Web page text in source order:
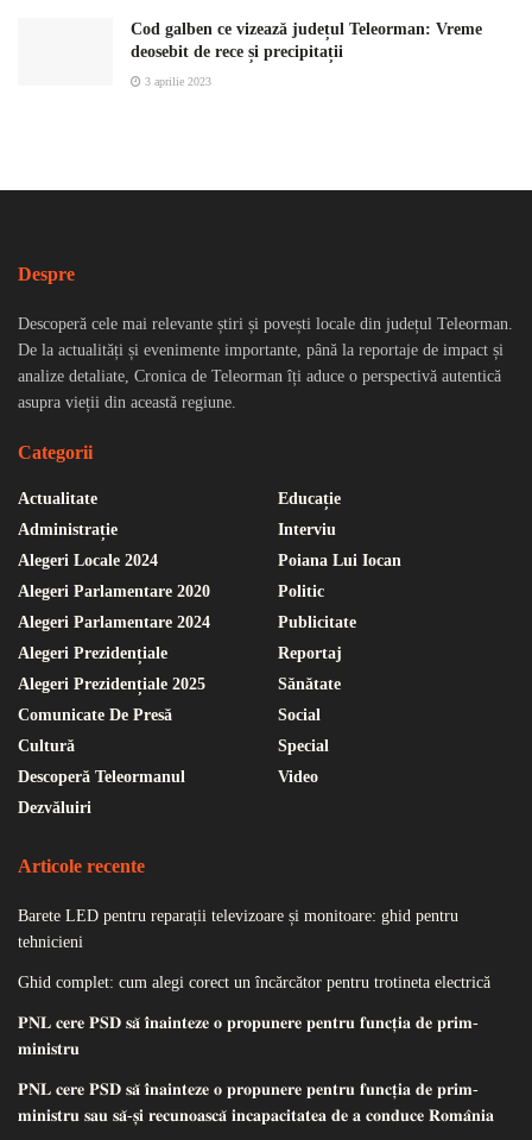
Cod galben ce vizează județul Teleorman: Vreme
deosebit de rece și precipitații
3 aprilie 2023
Despre
Descoperă cele mai relevante știri și povești locale din județul Teleorman.
De la actualități și evenimente importante, până la reportaje de impact și
analize detaliate, Cronica de Teleorman îți aduce o perspectivă autentică
asupra vieții din această regiune.
Categorii
Actualitate
Administrație
Alegeri Locale 2024
Alegeri Parlamentare 2020
Alegeri Parlamentare 2024
Alegeri Prezidențiale
Alegeri Prezidențiale 2025
Comunicate De Presă
Cultură
Descoperă Teleormanul
Dezvăluiri
Educație
Interviu
Poiana Lui Iocan
Politic
Publicitate
Reportaj
Sănătate
Social
Special
Video
Articole recente
Barete LED pentru reparații televizoare și monitoare: ghid pentru
tehnicieni
Ghid complet: cum alegi corect un încărcător pentru trotineta electrică
𝐏𝐍𝐋 𝐜𝐞𝐫𝐞 𝐏𝐒𝐃 𝐬𝐚̆ 𝐢̂𝐧𝐚𝐢𝐧𝐭𝐞𝐳𝐞 𝐨 𝐩𝐫𝐨𝐩𝐮𝐧𝐞𝐫𝐞 𝐩𝐞𝐧𝐭𝐫𝐮 𝐟𝐮𝐧𝐜𝐭̦𝐢𝐚 𝐝𝐞 𝐩𝐫𝐢𝐦-
𝐦𝐢𝐧𝐢𝐬𝐭𝐫𝐮
𝐏𝐍𝐋 𝐜𝐞𝐫𝐞 𝐏𝐒𝐃 𝐬𝐚̆ 𝐢̂𝐧𝐚𝐢𝐧𝐭𝐞𝐳𝐞 𝐨 𝐩𝐫𝐨𝐩𝐮𝐧𝐞𝐫𝐞 𝐩𝐞𝐧𝐭𝐫𝐮 𝐟𝐮𝐧𝐜𝐭̦𝐢𝐚 𝐝𝐞 𝐩𝐫𝐢𝐦-
𝐦𝐢𝐧𝐢𝐬𝐭𝐫𝐮 𝐬𝐚𝐮 𝐬𝐚̆-𝐬̦𝐢 𝐫𝐞𝐜𝐮𝐧𝐨𝐚𝐬𝐜𝐚̆ 𝐢𝐧𝐜𝐚𝐩𝐚𝐜𝐢𝐭𝐚𝐭𝐞𝐚 𝐝𝐞 𝐚 𝐜𝐨𝐧𝐝𝐮𝐜𝐞 𝐑𝐨𝐦𝐚̂𝐧𝐢𝐚